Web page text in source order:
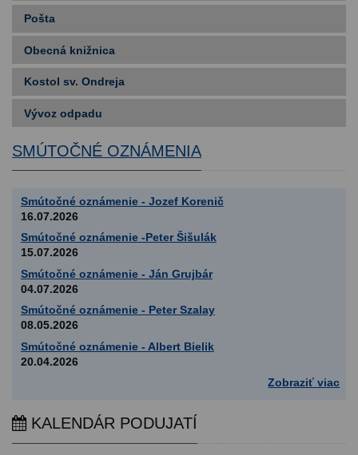
Pošta
Obecná knižnica
Kostol sv. Ondreja
Vývoz odpadu
SMÚTOČNÉ OZNÁMENIA
Smútočné oznámenie - Jozef Korenič
16.07.2026
Smútočné oznámenie -Peter Šišulák
15.07.2026
Smútočné oznámenie - Ján Grujbár
04.07.2026
Smútočné oznámenie - Peter Szalay
08.05.2026
Smútočné oznámenie - Albert Bielik
20.04.2026
Zobraziť viac
KALENDÁR PODUJATÍ